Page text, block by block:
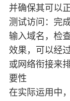
并确保其可以
测试访问：完
输入域名，检
效果，可以经
或网络衔接来
要性
在实际运用中